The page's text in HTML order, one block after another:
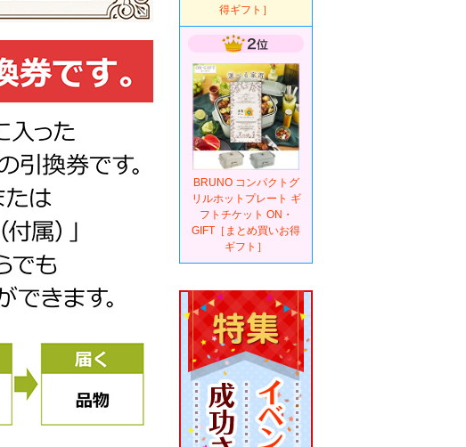
得ギフト］
BRUNO コンパクトグ
リルホットプレート ギ
フトチケット ON・
GIFT［まとめ買いお得
ギフト］